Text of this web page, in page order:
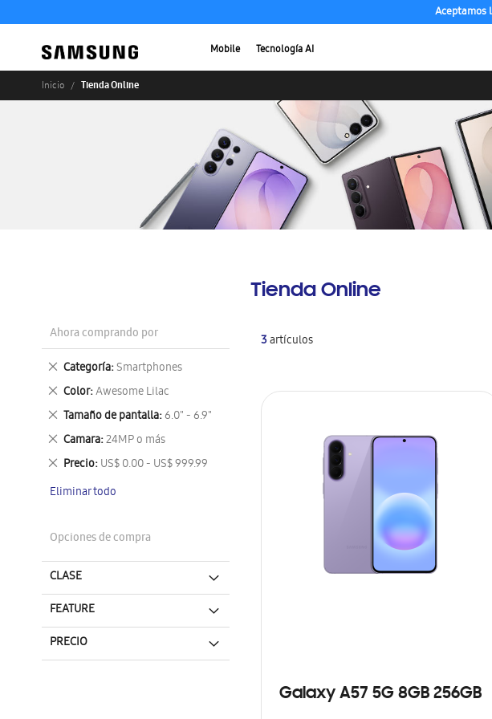
Aceptamos
Mobile Tecnología AI
Inicio Tienda Online
Tienda Online
3artículos
Galaxy A57 5G 8GB 256GB
Ahora comprando por
Categoría Smartphones
Eliminar
este
artículo
Color Awesome Lilac
Eliminar
este
artículo
Tamaño de pantalla 6.0" - 6.9"
Eliminar
este
artículo
Camara 24MP o más
Eliminar
este
artículo
Precio US$ 0.00 - US$ 999.99
Eliminar
artículo
Eliminar todo
Opciones de compra
CLASE
FEATURE
PRECIO